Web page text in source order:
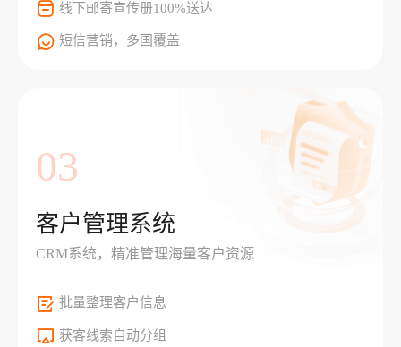
线下邮寄宣传册100%送达
短信营销，多国覆盖
03
客户管理系统
CRM系统，精准管理海量客户资源
批量整理客户信息
获客线索自动分组